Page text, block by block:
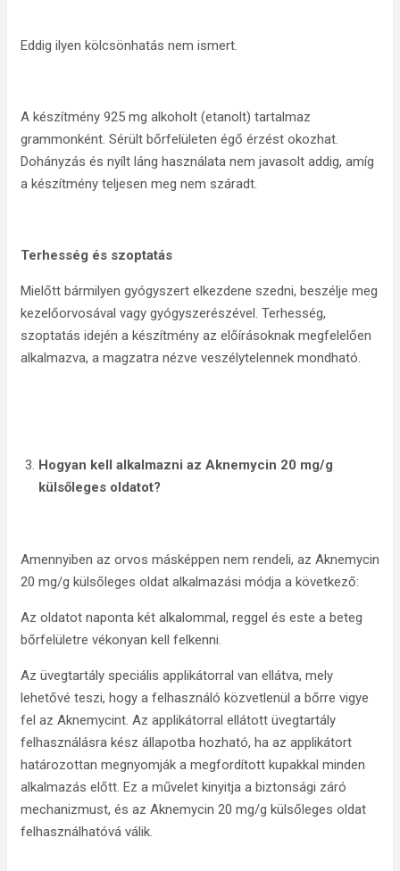
Eddig ilyen kölcsönhatás nem ismert.
A készítmény 925 mg alkoholt (etanolt) tartalmaz
grammonként. Sérült bőrfelületen égő érzést okozhat.
Dohányzás és nyílt láng használata nem javasolt addig, amíg
a készítmény teljesen meg nem száradt.
Terhesség és szoptatás
Mielőtt bármilyen gyógyszert elkezdene szedni, beszélje meg
kezelőorvosával vagy gyógyszerészével. Terhesség,
szoptatás idején a készítmény az előírásoknak megfelelően
alkalmazva, a magzatra nézve veszélytelennek mondható.
Hogyan kell alkalmazni az Aknemycin 20 mg/g
külsőleges oldatot?
Amennyiben az orvos másképpen nem rendeli, az Aknemycin
20 mg/g külsőleges oldat alkalmazási módja a következő:
Az oldatot naponta két alkalommal, reggel és este a beteg
bőrfelületre vékonyan kell felkenni.
Az üvegtartály speciális applikátorral van ellátva, mely
lehetővé teszi, hogy a felhasználó közvetlenül a bőrre vigye
fel az Aknemycint. Az applikátorral ellátott üvegtartály
felhasználásra kész állapotba hozható, ha az applikátort
határozottan megnyomják a megfordított kupakkal minden
alkalmazás előtt. Ez a művelet kinyitja a biztonsági záró
mechanizmust, és az Aknemycin 20 mg/g külsőleges oldat
felhasználhatóvá válik.